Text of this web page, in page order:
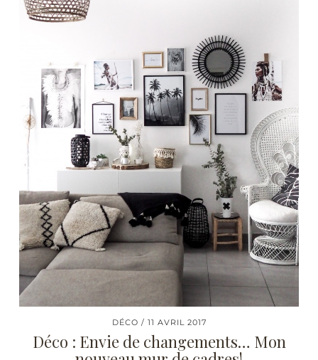
DÉCO 11 AVRIL 2017
Déco : Envie de changements… Mon